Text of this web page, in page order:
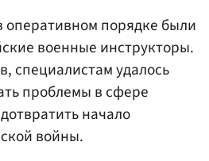
оперативном порядке были
военные инструкторы.
специалистам удалось
проблемы в сфере
начало
войны.